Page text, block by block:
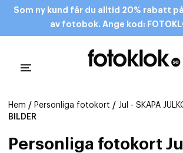
Som ny kund får du alltid 20% rabatt
av fotobok. Ange kod:
Hem / Personliga fotokort / Jul - SKAPA
BILDER
Personliga fotokort